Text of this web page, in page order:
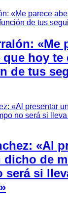
«Me
que hoy te
de tus
«Al
de
será si